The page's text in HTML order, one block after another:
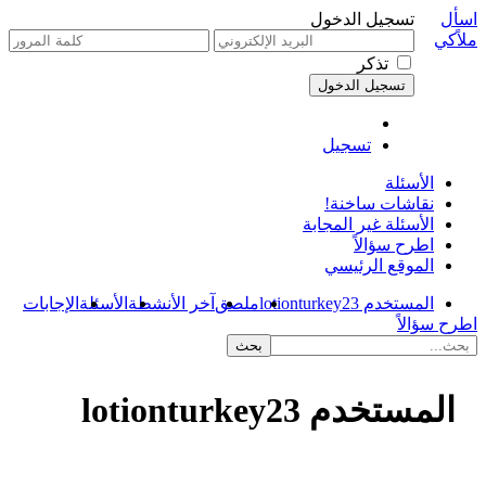
تسجيل الدخول
تذكر
تسجيل
اسأل
ملاًكي
الأسئلة
نقاشات ساخنة!
الأسئلة غير المجابة
اطرح سؤالاً
الموقع الرئيسي
المستخدم lotionturkey23 ملصق آخر الأنشطة الأسئلة الإجابات
اطرح سؤالاً
المستخدم lotionturkey23